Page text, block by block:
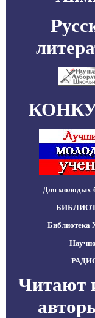
Для молодых
Библиотека
Читают